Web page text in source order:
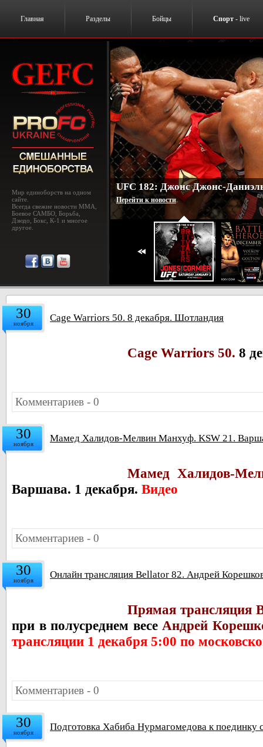
Главная Разделы Бойцы Спорт - live
Мир единоборств на одном
сайте.
Всегда свежие новости MMA,
Боевое САМБО, Борьба,
Дзюдо, Бокс, К-1 и многое
другое.
UFC 182: Джонс Джонс-
Перейти к новости.
30
ноября Cage Warriors 50. 8 декабря. Шотландия
Cage Warriors 50. 8
Комментариев - 0
30
ноября Мамед Халидов-Мелвин Манхуф. KSW 21.
Мамед Халидов-
Варшава. 1 декабря. Видео
Комментариев - 0
30
ноября Онлайн трансляция Bellator 82. Андрей
Прямая трансляция
при в полусреднем весеАндрей
трансляции 1 декабря 5:00 по
Комментариев - 0
30
ноября Подготовка Хабиба Нурмагомедова к поединку